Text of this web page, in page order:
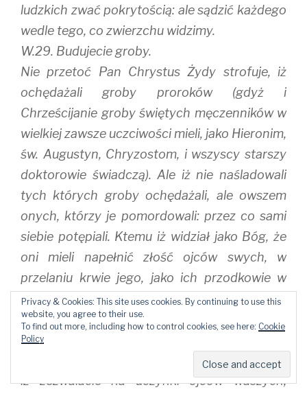
ludzkich zwać pokrytością: ale sądzić każdego
wedle tego, co zwierzchu widzimy.
W.29. Budujecie groby.
Nie przetoć Pan Chrystus Żydy strofuje, iż
ochędażali groby proroków (gdyż i
Chrześcijanie groby świętych męczenników w
wielkiej zawsze uczciwości mieli, jako Hieronim,
św. Augustyn, Chryzostom, i wszyscy starszy
doktorowie świadczą). Ale iż nie naśladowali
tych których groby ochędażali, ale owszem
onych, którzy je pomordowali: przez co sami
siebie potępiali. Ktemu iż widział jako Bóg, że
oni mieli napełnić złość ojców swych, w
przelaniu krwie jego, jako ich przodkowie w
przelaniu krwie prorockiej.
W.31. Świadkowie jesteście sami sobie.
Nieco inaczej ten sam dowód przywodzi św.
Łukasz 11, 48. ,,Zaiste” powiada ,,świadczycie
iż zezwalacie na uczynki ojców waszych,
Privacy & Cookies: This site uses cookies. By continuing to use this
website, you agree to their use.
To find out more, including how to control cookies, see here: Cookie
Policy